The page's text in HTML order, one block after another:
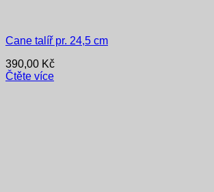
Cane talíř pr. 24,5 cm
390,00 Kč
Čtěte více